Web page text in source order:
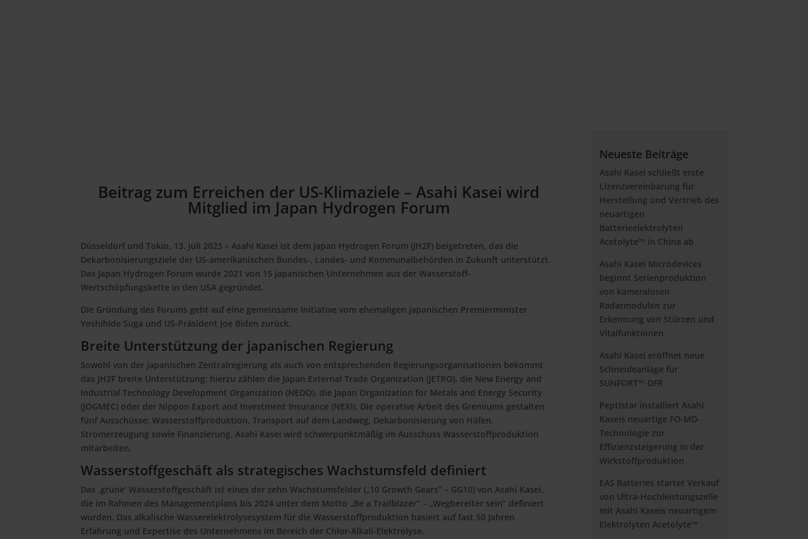
Beitrag zum Erreichen der US-Klimaziele – Asahi Kasei wird
Mitglied im Japan Hydrogen Forum
Düsseldorf und Tokio, 13. Juli 2023 – Asahi Kasei ist dem Japan Hydrogen Forum (JH2F) beigetreten, das die
Dekarbonisierungsziele der US-amerikanischen Bundes-, Landes- und Kommunalbehörden in Zukunft unterstützt.
Das Japan Hydrogen Forum wurde 2021 von 15 japanischen Unternehmen aus der Wasserstoff-
Wertschöpfungskette in den USA gegründet.
Die Gründung des Forums geht auf eine gemeinsame Initiative vom ehemaligen japanischen Premierminister
Yoshihide Suga und US-Präsident Joe Biden zurück.
Breite Unterstützung der japanischen Regierung
Sowohl von der japanischen Zentralregierung als auch von entsprechenden Regierungsorganisationen bekommt
das JH2F breite Unterstützung: hierzu zählen die Japan External Trade Organization (JETRO), die New Energy and
Industrial Technology Development Organization (NEDO), die Japan Organization for Metals and Energy Security
(JOGMEC) oder der Nippon Export and Investment Insurance (NEXI). Die operative Arbeit des Gremiums gestalten
fünf Ausschüsse: Wasserstoffproduktion, Transport auf dem Landweg, Dekarbonisierung von Häfen,
Stromerzeugung sowie Finanzierung. Asahi Kasei wird schwerpunktmäßig im Ausschuss Wasserstoffproduktion
mitarbeiten.
Wasserstoffgeschäft als strategisches Wachstumsfeld definiert
Das ‚grüne‘ Wasserstoffgeschäft ist eines der zehn Wachstumsfelder („10 Growth Gears“ – GG10) von Asahi Kasei,
die im Rahmen des Managementplans bis 2024 unter dem Motto „Be a Trailblazer“ – „Wegbereiter sein“ definiert
wurden. Das alkalische Wasserelektrolysesystem für die Wasserstoffproduktion basiert auf fast 50 Jahren
Erfahrung und Expertise des Unternehmens im Bereich der Chlor-Alkali-Elektrolyse.
Neueste Beiträge
Asahi Kasei schließt erste
Lizenzvereinbarung für
Herstellung und Vertrieb des
neuartigen
Batterieelektrolyten
Acetolyte™ in China ab
Asahi Kasei Microdevices
beginnt Serienproduktion
von kameralosen
Radarmodulen zur
Erkennung von Stürzen und
Vitalfunktionen
Asahi Kasei eröffnet neue
Schneideanlage für
SUNFORT™-DFR
Peptistar installiert Asahi
Kaseis neuartige FO-MD-
Technologie zur
Effizienzsteigerung in der
Wirkstoffproduktion
EAS Batteries startet Verkauf
von Ultra-Hochleistungszelle
mit Asahi Kaseis neuartigem
Elektrolyten Acetolyte™